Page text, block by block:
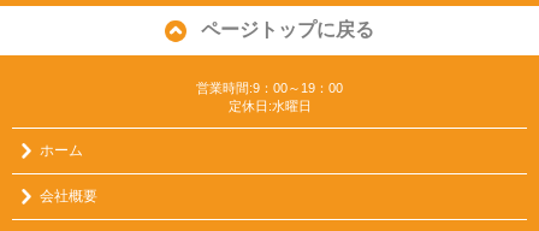
ページトップに戻る
営業時間:9：00～19：00
定休日:水曜日
ホーム
会社概要